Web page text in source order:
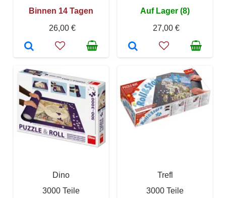
Binnen 14 Tagen
26,00 €
Auf Lager (8)
27,00 €
Dino
3000 Teile
Trefl
3000 Teile